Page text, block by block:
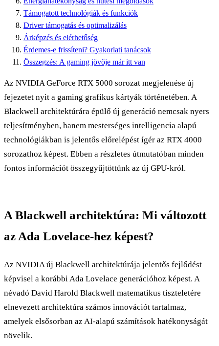
Támogatott technológiák és funkciók
Driver támogatás és optimalizálás
Árképzés és elérhetőség
Érdemes-e frissíteni? Gyakorlati tanácsok
Összegzés: A gaming jövője már itt van
Az NVIDIA GeForce RTX 5000 sorozat megjelenése új
fejezetet nyit a gaming grafikus kártyák történetében. A
Blackwell architektúrára épülő új generáció nemcsak nyers
teljesítményben, hanem mesterséges intelligencia alapú
technológiákban is jelentős előrelépést ígér az RTX 4000
sorozathoz képest. Ebben a részletes útmutatóban minden
fontos információt összegyűjtöttünk az új GPU-król.
A Blackwell architektúra: Mi változott
az Ada Lovelace-hez képest?
Az NVIDIA új Blackwell architektúrája jelentős fejlődést
képvisel a korábbi Ada Lovelace generációhoz képest. A
névadó David Harold Blackwell matematikus tiszteletére
elnevezett architektúra számos innovációt tartalmaz,
amelyek elsősorban az AI-alapú számítások hatékonyságát
növelik.